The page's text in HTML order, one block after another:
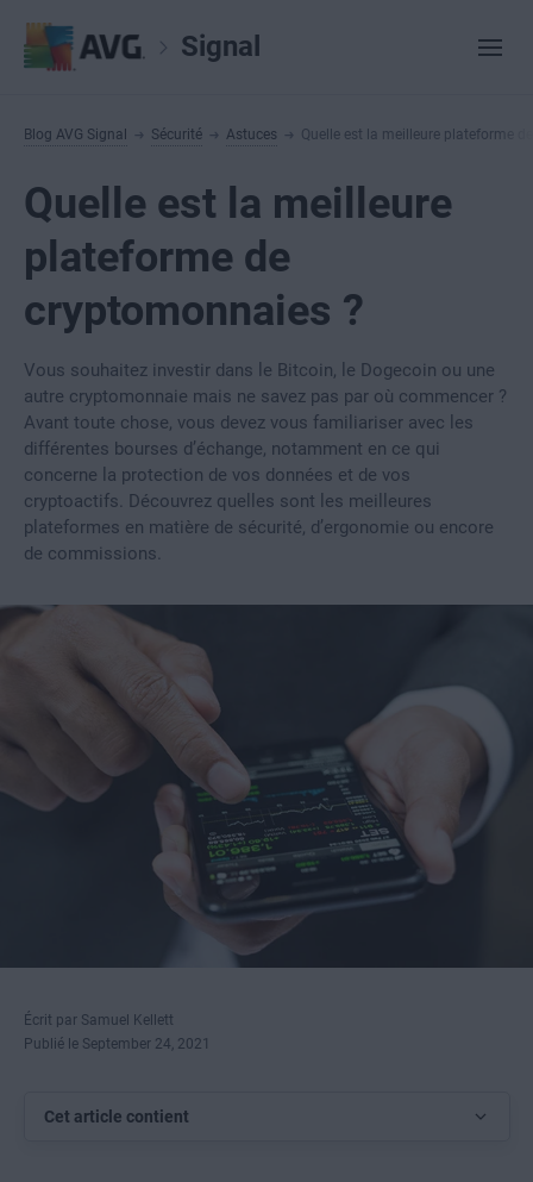
Signal
Blog AVG Signal Sécurité Astuces Quelle est la meilleure plateforme
Quelle est la meilleure
plateforme de
cryptomonnaies ?
Vous souhaitez investir dans le Bitcoin, le Dogecoin ou une
autre cryptomonnaie mais ne savez pas par où commencer ?
Avant toute chose, vous devez vous familiariser avec les
différentes bourses d’échange, notamment en ce qui
concerne la protection de vos données et de vos
cryptoactifs. Découvrez quelles sont les meilleures
plateformes en matière de sécurité, d’ergonomie ou encore
de commissions.
Écrit par Samuel Kellett
Publié le September 24, 2021
Cet article contient